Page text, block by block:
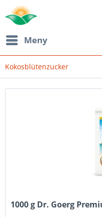
Meny
Kokosblütenzucker
1000 g Dr. Goerg